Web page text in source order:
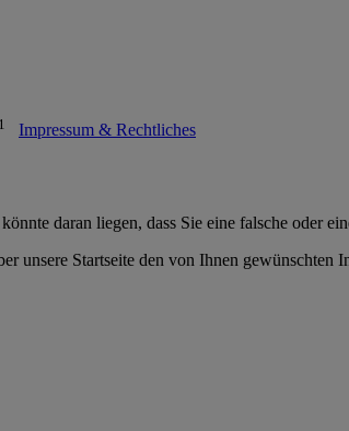
Impressum & Rechtliches
daran liegen, dass Sie eine falsche oder
unsere Startseite den von Ihnen gewünschten